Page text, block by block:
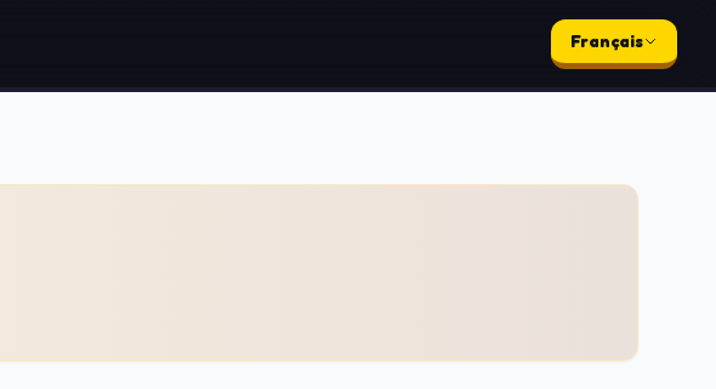
Français